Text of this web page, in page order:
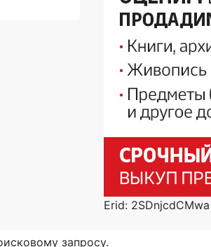
Erid: 2SDnjcdCMwa
запросу.